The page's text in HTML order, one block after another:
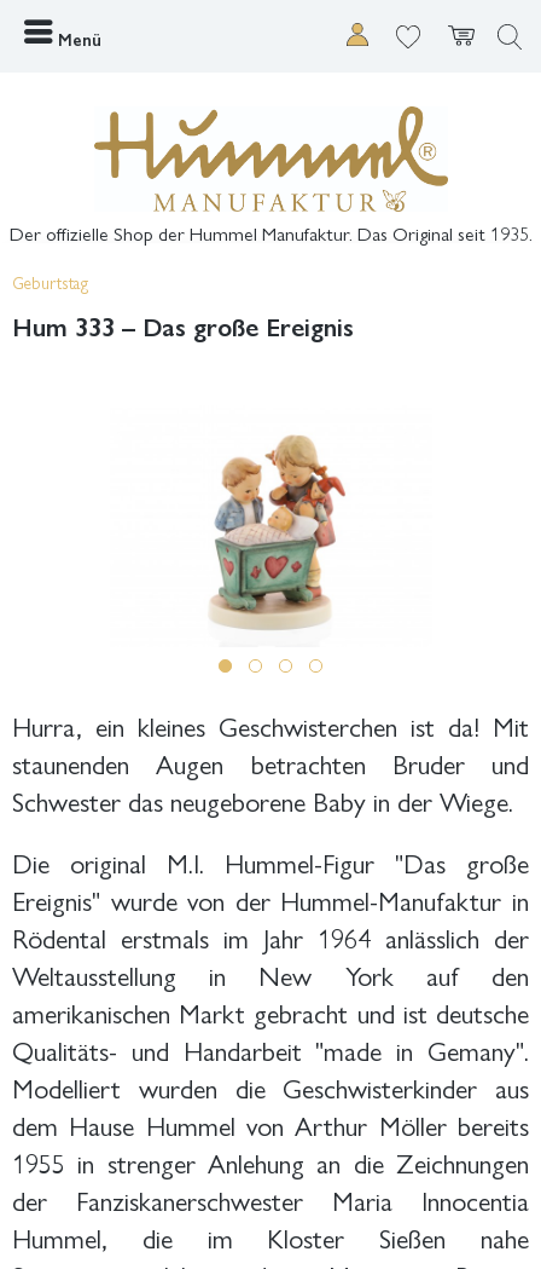
Menü
Der offizielle Shop der Hummel Manufaktur. Das Original seit 1935.
Geburtstag
Hum 333 – Das große Ereignis
Hurra, ein kleines Geschwisterchen ist da! Mit
staunenden Augen betrachten Bruder und
Schwester das neugeborene Baby in der Wiege.
Die original M.I. Hummel-Figur "Das große
Ereignis" wurde von der Hummel-Manufaktur in
Rödental erstmals im Jahr 1964 anlässlich der
Weltausstellung in New York auf den
amerikanischen Markt gebracht und ist deutsche
Qualitäts- und Handarbeit "made in Gemany".
Modelliert wurden die Geschwisterkinder aus
dem Hause Hummel von Arthur Möller bereits
1955 in strenger Anlehung an die Zeichnungen
der Fanziskanerschwester Maria Innocentia
Hummel, die im Kloster Sießen nahe